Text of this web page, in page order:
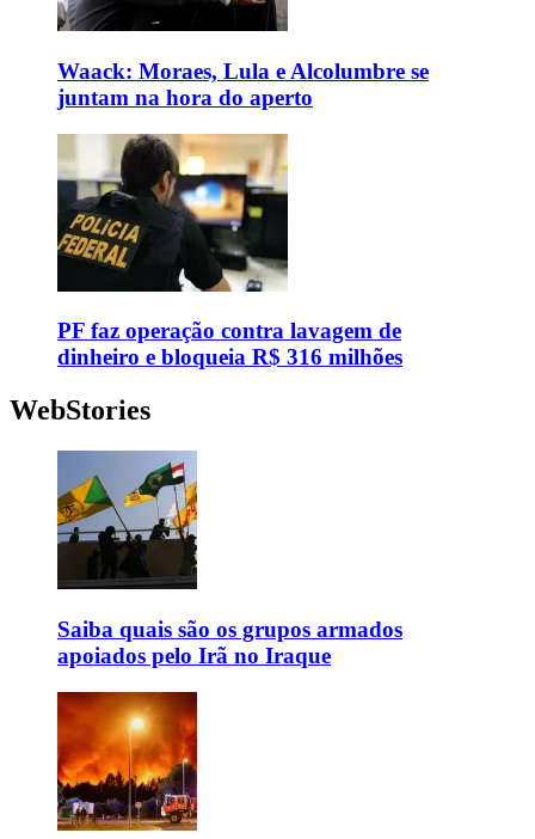
Waack: Moraes, Lula e Alcolumbre se
juntam na hora do aperto
PF faz operação contra lavagem de
dinheiro e bloqueia R$ 316 milhões
WebStories
Saiba quais são os grupos armados
apoiados pelo Irã no Iraque